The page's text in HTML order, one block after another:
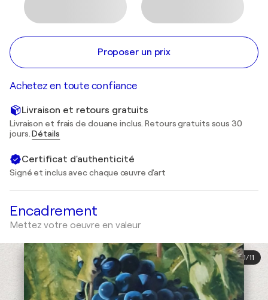
Proposer un prix
Achetez en toute confiance
Livraison et retours gratuits
Livraison et frais de douane inclus. Retours gratuits sous 30
jours.Détails
Certificat d'authenticité
Signé et inclus avec chaque œuvre d'art
Encadrement
Mettez votre oeuvre en valeur
1/11